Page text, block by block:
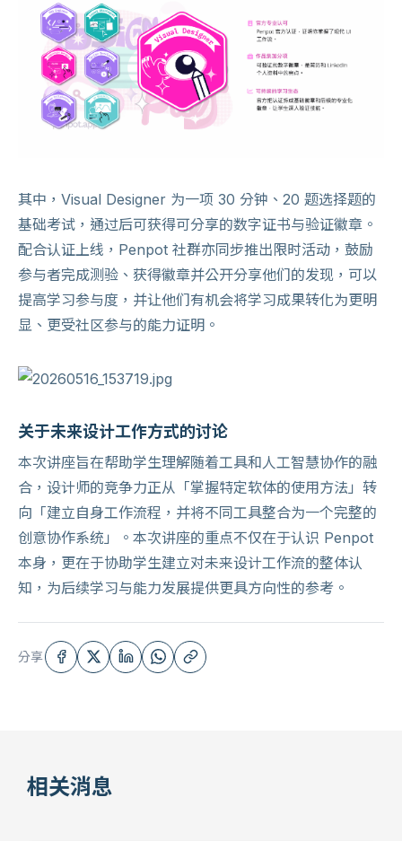
其中，Visual Designer 为一项 30 分钟、20 题选择题的
基础考试，通过后可获得可分享的数字证书与验证徽章。
配合认证上线，Penpot 社群亦同步推出限时活动，鼓励
参与者完成测验、获得徽章并公开分享他们的发现，可以
提高学习参与度，并让他们有机会将学习成果转化为更明
显、更受社区参与的能力证明。
关于未来设计工作方式的讨论
本次讲座旨在帮助学生理解随着工具和人工智慧协作的融
合，设计师的竞争力正从「掌握特定软体的使用方法」转
向「建立自身工作流程，并将不同工具整合为一个完整的
创意协作系统」。本次讲座的重点不仅在于认识 Penpot
本身，更在于协助学生建立对未来设计工作流的整体认
知，为后续学习与能力发展提供更具方向性的参考。
分享
相关消息